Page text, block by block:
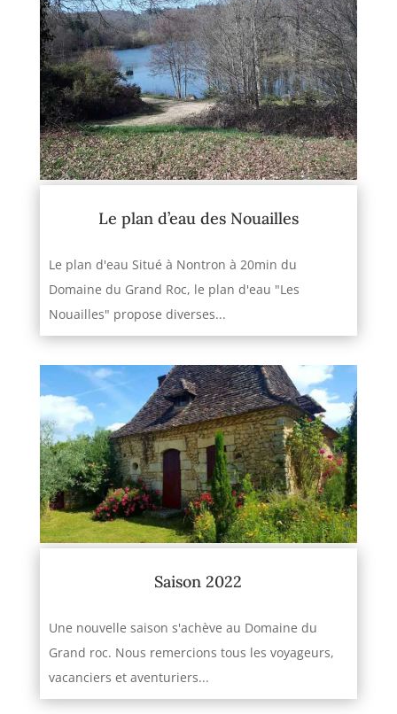
Le plan d’eau des Nouailles
Le plan d'eau Situé à Nontron à 20min du
Domaine du Grand Roc, le plan d'eau "Les
Nouailles" propose diverses...
Saison 2022
Une nouvelle saison s'achève au Domaine du
Grand roc. Nous remercions tous les voyageurs,
vacanciers et aventuriers...